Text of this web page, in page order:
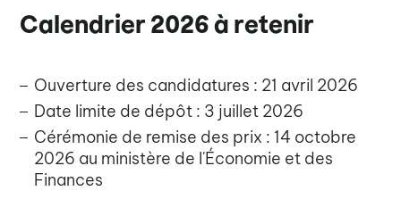
Calendrier 2026 à retenir
Ouverture des candidatures : 21 avril 2026
Date limite de dépôt : 3 juillet 2026
Cérémonie de remise des prix : 14 octobre
2026 au ministère de l'Économie et des
Finances